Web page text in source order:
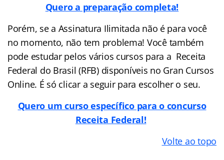
Quero a preparação completa!
Porém, se a Assinatura Ilimitada não é para você
no momento, não tem problema! Você também
pode estudar pelos vários cursos para a Receita
Federal do Brasil (RFB) disponíveis no Gran Cursos
Online. É só clicar a seguir para escolher o seu.
Quero um curso específico para o concurso
Receita Federal!
Volte ao topo